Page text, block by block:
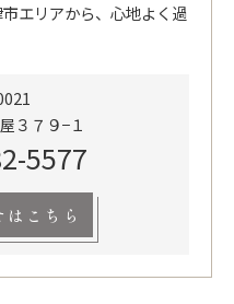
エリアから、心地よく過
３７９−１
5577
こちら